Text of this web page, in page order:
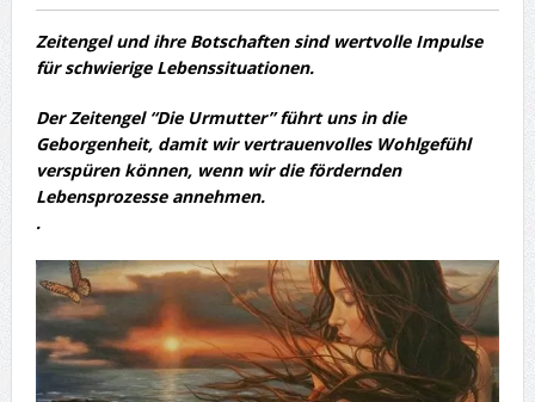
Zeitengel und ihre Botschaften sind wertvolle Impulse
für schwierige Lebenssituationen.
Der Zeitengel “Die Urmutter” führt uns in die
Geborgenheit, damit wir vertrauenvolles Wohlgefühl
verspüren können, wenn wir die fördernden
Lebensprozesse annehmen.
.